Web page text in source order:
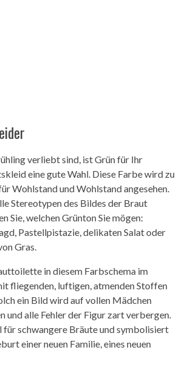
verliebt sind, ist Grün für Ihr
eine gute Wahl. Diese Farbe wird zu
Wohlstand und Wohlstand angesehen.
Stereotypen des Bildes der Braut
Sie, welchen Grünton Sie mögen:
Pastellpistazie, delikaten Salat oder
Gras.
in diesem Farbschema im
fliegenden, luftigen, atmenden Stoffen
ein Bild wird auf vollen Mädchen
und alle Fehler der Figur zart verbergen.
für schwangere Bräute und symbolisiert
einer neuen Familie, eines neuen